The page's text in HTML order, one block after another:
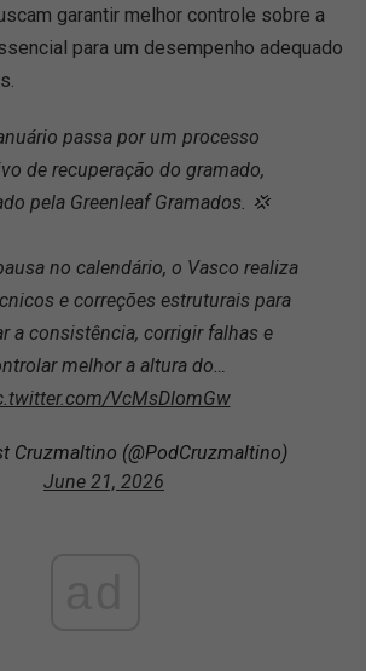
garantir melhor controle sobre a
para um desempenho adequado
passa por um processo
de recuperação do gramado,
pela Greenleaf Gramados. 💢
no calendário, o Vasco realiza
e correções estruturais para
a consistência, corrigir falhas e
melhor a altura do…
VcMsDIomGw
Cruzmaltino (@PodCruzmaltino)
June 21, 2026